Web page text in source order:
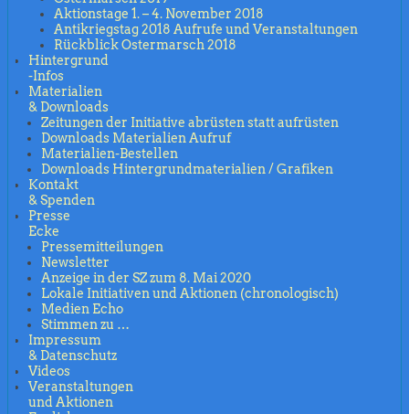
Aktionstage 1. – 4. November 2018
Antikriegstag 2018 Aufrufe und Veranstaltungen
Rückblick Ostermarsch 2018
Hintergrund
-Infos
Materialien
& Downloads
Zeitungen der Initiative abrüsten statt aufrüsten
Downloads Materialien Aufruf
Materialien-Bestellen
Downloads Hintergrundmaterialien / Grafiken
Kontakt
& Spenden
Presse
Ecke
Pressemitteilungen
Newsletter
Anzeige in der SZ zum 8. Mai 2020
Lokale Initiativen und Aktionen (chronologisch)
Medien Echo
Stimmen zu …
Impressum
& Datenschutz
Videos
Veranstaltungen
und Aktionen